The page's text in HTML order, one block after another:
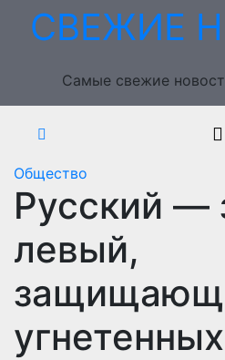
ПерейтиСВЕЖИЕ
Самые свежие
Общество
Русский —
левый,
угнетенных